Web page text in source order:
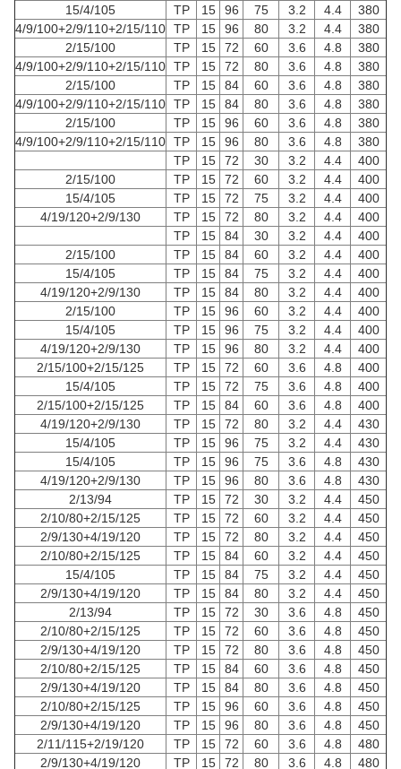
380
4.4
3.2
75
96
15
TP
15/4/105
380
4.4
3.2
80
96
15
TP
4/9/100+2/9/110+2/15/110
380
4.8
3.6
60
72
15
TP
2/15/100
380
4.8
3.6
80
72
15
TP
4/9/100+2/9/110+2/15/110
380
4.8
3.6
60
84
15
TP
2/15/100
380
4.8
3.6
80
84
15
TP
4/9/100+2/9/110+2/15/110
380
4.8
3.6
60
96
15
TP
2/15/100
380
4.8
3.6
80
96
15
TP
4/9/100+2/9/110+2/15/110
400
4.4
3.2
30
72
15
TP
400
4.4
3.2
60
72
15
TP
2/15/100
400
4.4
3.2
75
72
15
TP
15/4/105
400
4.4
3.2
80
72
15
TP
4/19/120+2/9/130
400
4.4
3.2
30
84
15
TP
400
4.4
3.2
60
84
15
TP
2/15/100
400
4.4
3.2
75
84
15
TP
15/4/105
400
4.4
3.2
80
84
15
TP
4/19/120+2/9/130
400
4.4
3.2
60
96
15
TP
2/15/100
400
4.4
3.2
75
96
15
TP
15/4/105
400
4.4
3.2
80
96
15
TP
4/19/120+2/9/130
400
4.8
3.6
60
72
15
TP
2/15/100+2/15/125
400
4.8
3.6
75
72
15
TP
15/4/105
400
4.8
3.6
60
84
15
TP
2/15/100+2/15/125
430
4.4
3.2
80
72
15
TP
4/19/120+2/9/130
430
4.4
3.2
75
96
15
TP
15/4/105
430
4.8
3.6
75
96
15
TP
15/4/105
430
4.8
3.6
80
96
15
TP
4/19/120+2/9/130
450
4.4
3.2
30
72
15
TP
2/13/94
450
4.4
3.2
60
72
15
TP
2/10/80+2/15/125
450
4.4
3.2
80
72
15
TP
2/9/130+4/19/120
450
4.4
3.2
60
84
15
TP
2/10/80+2/15/125
450
4.4
3.2
75
84
15
TP
15/4/105
450
4.4
3.2
80
84
15
TP
2/9/130+4/19/120
450
4.8
3.6
30
72
15
TP
2/13/94
450
4.8
3.6
60
72
15
TP
2/10/80+2/15/125
450
4.8
3.6
80
72
15
TP
2/9/130+4/19/120
450
4.8
3.6
60
84
15
TP
2/10/80+2/15/125
450
4.8
3.6
80
84
15
TP
2/9/130+4/19/120
450
4.8
3.6
60
96
15
TP
2/10/80+2/15/125
450
4.8
3.6
80
96
15
TP
2/9/130+4/19/120
480
4.8
3.6
60
72
15
TP
2/11/115+2/19/120
480
4.8
3.6
80
72
15
TP
2/9/130+4/19/120